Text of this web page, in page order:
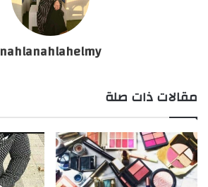
nahlanahlahelmy
مقالات ذات صلة